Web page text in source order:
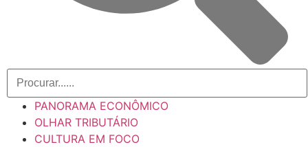
PANORAMA ECONÔMICO
OLHAR TRIBUTÁRIO
CULTURA EM FOCO